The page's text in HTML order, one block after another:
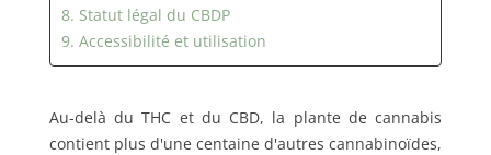
8. Statut légal du CBDP
9. Accessibilité et utilisation
Au-delà du THC et du CBD, la plante de cannabis
contient plus d'une centaine d'autres cannabinoïdes,